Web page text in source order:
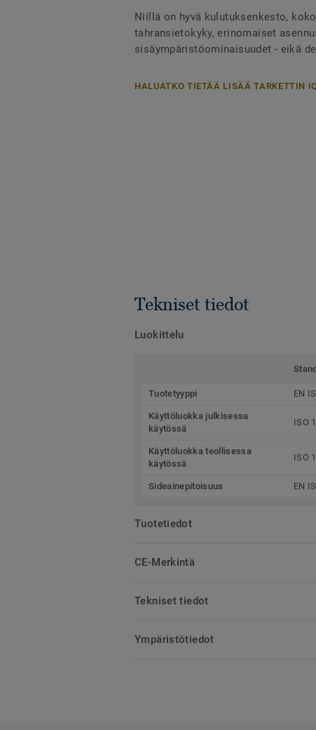
Niillä on hyvä kulutuksenkesto,
tahransietokyky, erinomaiset
sisäympäristöominaisuudet - eikä
HALUATKO TIETÄÄ LISÄÄ TARKETTIN
Tekniset tiedot
Luokittelu
Tuotetyyppi EN
Käyttöluokka julkisessa
käytössä
ISO
Käyttöluokka teollisessa
käytössä
ISO
Sideainepitoisuus EN
Tuotetiedot
CE-Merkintä
Tekniset tiedot
Ympäristötiedot